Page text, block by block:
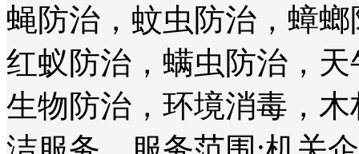
蝇防治，蚊虫防治，蟑
红蚁防治，螨虫防治，
生物防治，环境消毒，